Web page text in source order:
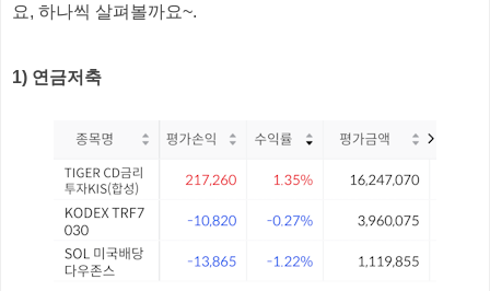
요, 하나씩 살펴볼까요~.
1) 연금저축